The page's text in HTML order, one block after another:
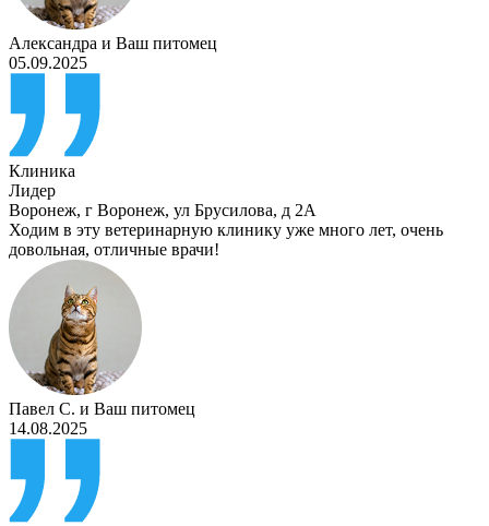
Александра и Ваш питомец
05.09.2025
Клиника
Лидер
Воронеж, г Воронеж, ул Брусилова, д 2А
Ходим в эту ветеринарную клинику уже много лет, очень
довольная, отличные врачи!
Павел С. и Ваш питомец
14.08.2025